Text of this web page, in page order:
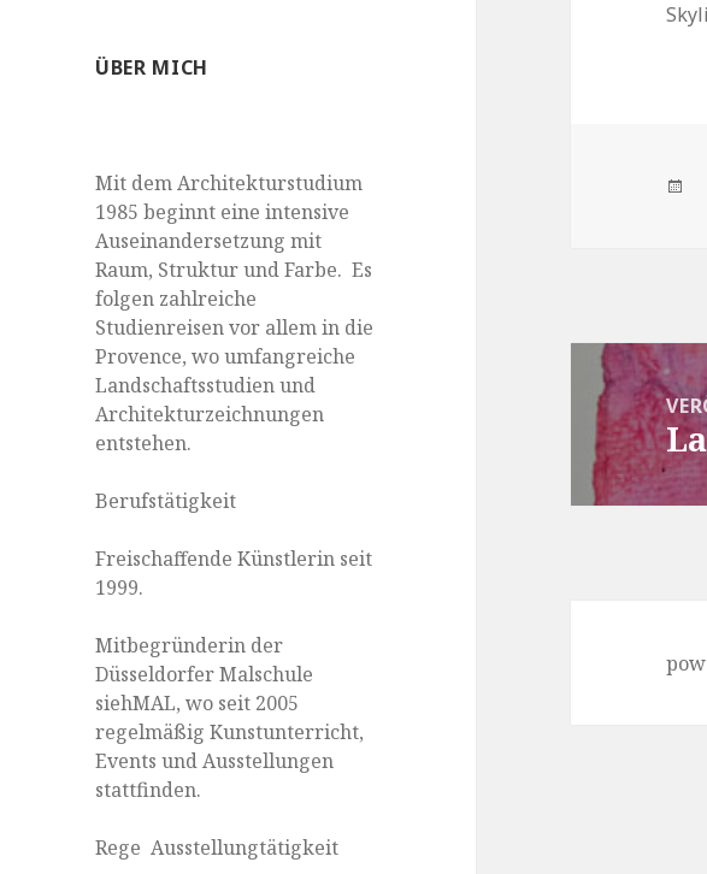
ÜBER MICH
Mit dem Architekturstudium
1985 beginnt eine intensive
Auseinandersetzung mit
Raum, Struktur und Farbe. Es
folgen zahlreiche
Studienreisen vor allem in die
Provence, wo umfangreiche
Landschaftsstudien und
Architekturzeichnungen
entstehen.
Berufstätigkeit
Freischaffende Künstlerin seit
1999.
Mitbegründerin der
Düsseldorfer Malschule
siehMAL, wo seit 2005
regelmäßig Kunstunterricht,
Events und Ausstellungen
stattfinden.
Rege Ausstellungtätigkeit